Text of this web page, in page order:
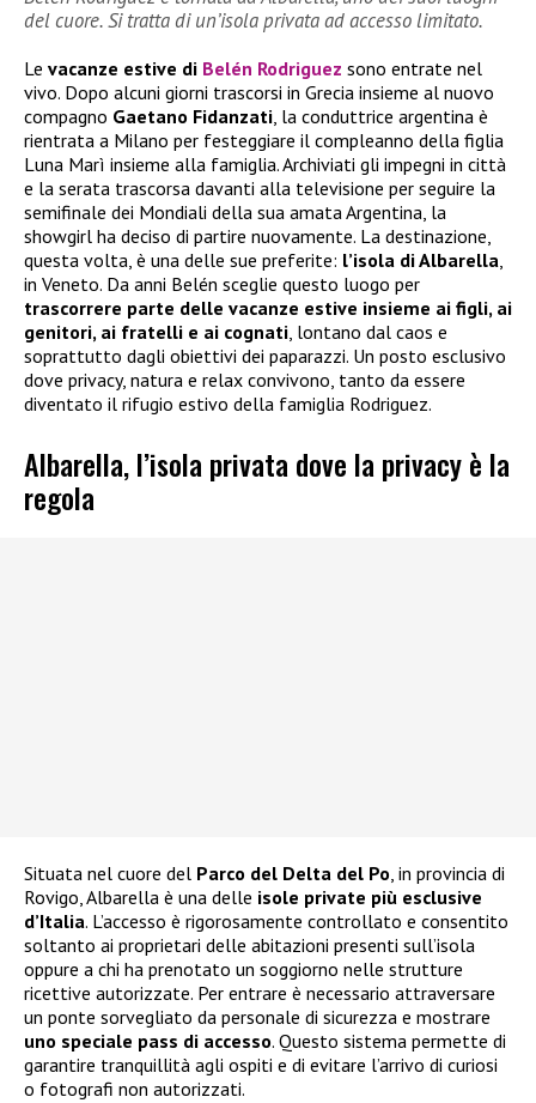
del cuore. Si tratta di un’isola privata ad accesso limitato.
Le vacanze estive di Belén Rodriguez sono entrate nel
vivo. Dopo alcuni giorni trascorsi in Grecia insieme al nuovo
compagno Gaetano Fidanzati, la conduttrice argentina è
rientrata a Milano per festeggiare il compleanno della figlia
Luna Marì insieme alla famiglia. Archiviati gli impegni in città
e la serata trascorsa davanti alla televisione per seguire la
semifinale dei Mondiali della sua amata Argentina, la
showgirl ha deciso di partire nuovamente. La destinazione,
questa volta, è una delle sue preferite: l’isola di Albarella,
in Veneto. Da anni Belén sceglie questo luogo per
trascorrere parte delle vacanze estive insieme ai figli, ai
genitori, ai fratelli e ai cognati, lontano dal caos e
soprattutto dagli obiettivi dei paparazzi. Un posto esclusivo
dove privacy, natura e relax convivono, tanto da essere
diventato il rifugio estivo della famiglia Rodriguez.
Albarella, l’isola privata dove la privacy è la
regola
Situata nel cuore del Parco del Delta del Po, in provincia di
Rovigo, Albarella è una delle isole private più esclusive
d’Italia. L’accesso è rigorosamente controllato e consentito
soltanto ai proprietari delle abitazioni presenti sull’isola
oppure a chi ha prenotato un soggiorno nelle strutture
ricettive autorizzate. Per entrare è necessario attraversare
un ponte sorvegliato da personale di sicurezza e mostrare
uno speciale pass di accesso. Questo sistema permette di
garantire tranquillità agli ospiti e di evitare l’arrivo di curiosi
o fotografi non autorizzati.